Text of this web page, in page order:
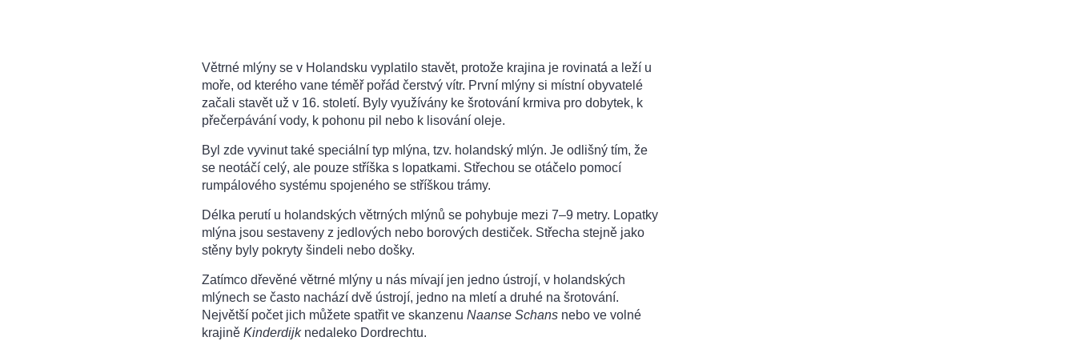
Větrné mlýny se v Holandsku vyplatilo stavět, protože krajina je rovinatá a leží u
moře, od kterého vane téměř pořád čerstvý vítr. První mlýny si místní obyvatelé
začali stavět už v 16. století. Byly využívány ke šrotování krmiva pro dobytek, k
přečerpávání vody, k pohonu pil nebo k lisování oleje.
Byl zde vyvinut také speciální typ mlýna, tzv. holandský mlýn. Je odlišný tím, že
se neotáčí celý, ale pouze stříška s lopatkami. Střechou se otáčelo pomocí
rumpálového systému spojeného se stříškou trámy.
Délka perutí u holandských větrných mlýnů se pohybuje mezi 7–9 metry. Lopatky
mlýna jsou sestaveny z jedlových nebo borových destiček. Střecha stejně jako
stěny byly pokryty šindeli nebo došky.
Zatímco dřevěné větrné mlýny u nás mívají jen jedno ústrojí, v holandských
mlýnech se často nachází dvě ústrojí, jedno na mletí a druhé na šrotování.
Největší počet jich můžete spatřit ve skanzenu Naanse Schans nebo ve volné
krajině Kinderdijk nedaleko Dordrechtu.